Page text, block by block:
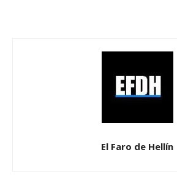
El Faro de Hellín